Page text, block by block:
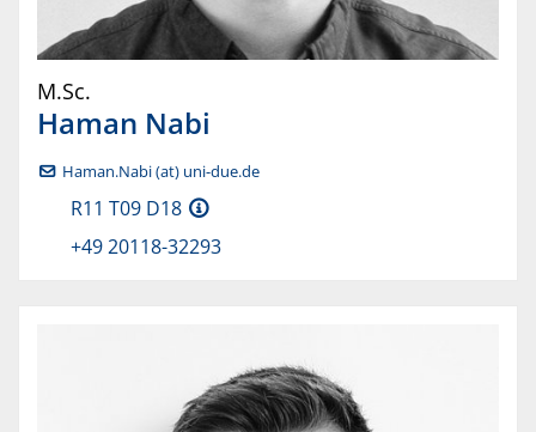
M.Sc.
Haman Nabi
Haman.Nabi (at) uni-due.de
R11 T09 D18
+49 20118-32293